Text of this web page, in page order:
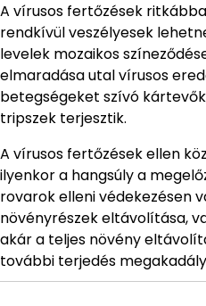
A vírusos fertőzések
rendkívül veszélyesek
levelek mozaikos
elmaradása utal vírusos
betegségeket szívó
tripszek terjesztik.
A vírusos fertőzések ellen
ilyenkor a hangsúly a
rovarok elleni védekezésen
növényrészek eltávolítása,
akár a teljes növény
további terjedés